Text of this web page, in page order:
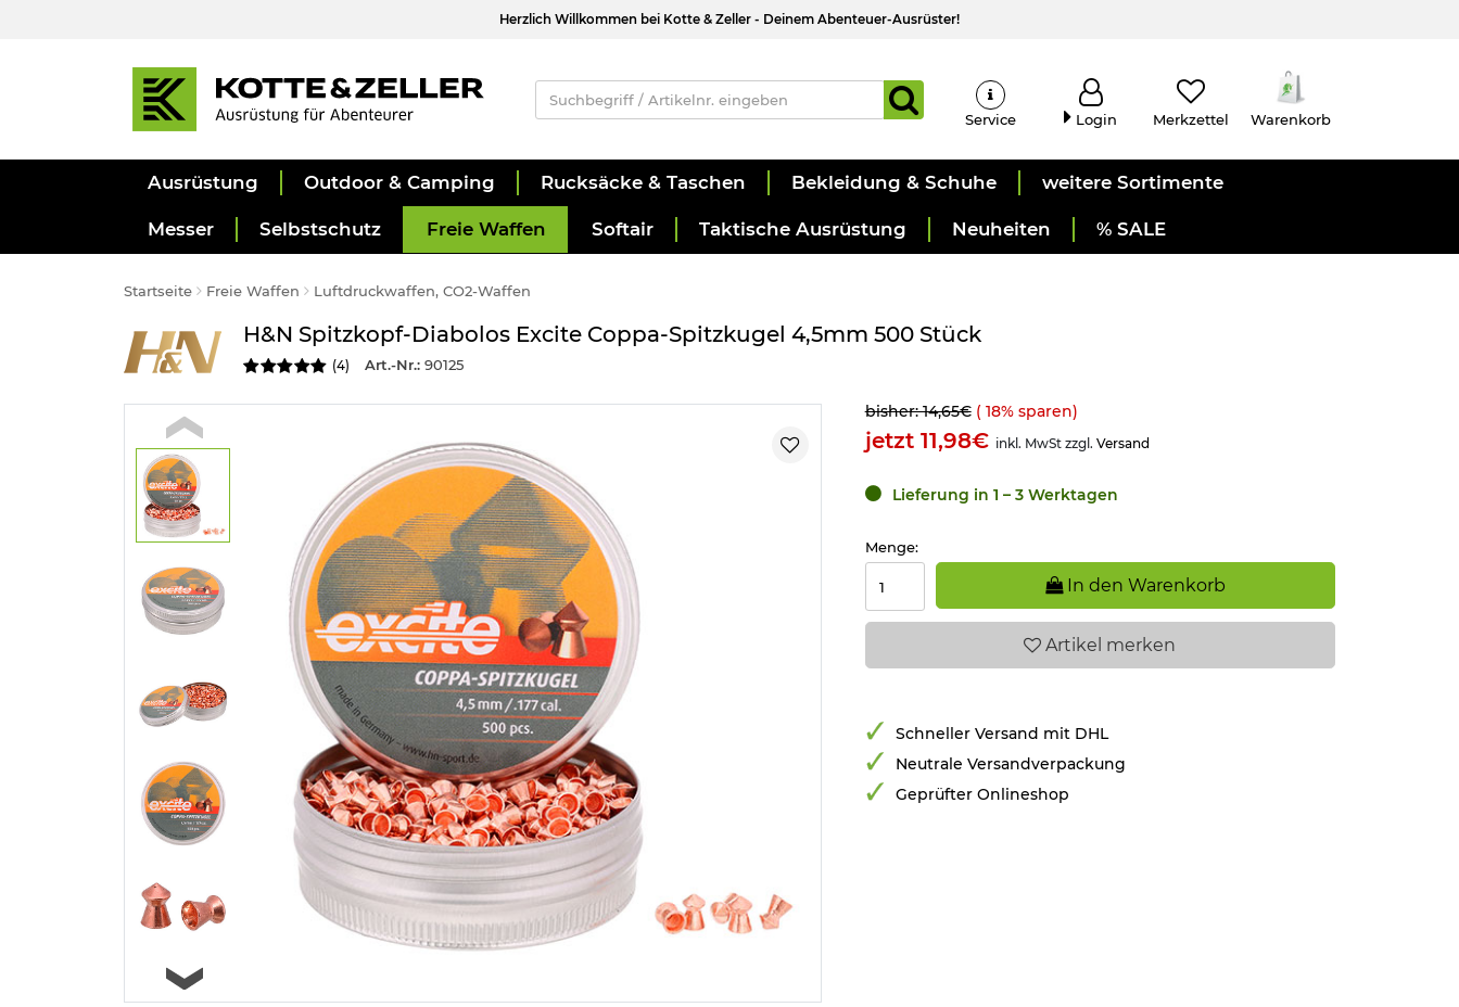
Herzlich Willkommen bei Kotte & Zeller - Deinem Abenteuer-Ausrüster!
Service Login Merkzettel Warenkorb
Ausrüstung Outdoor & Camping Rucksäcke & Taschen Bekleidung & Schuhe weitere Sortimente
Messer Selbstschutz Freie Waffen Softair Taktische Ausrüstung Neuheiten % SALE
Startseite Freie Waffen Luftdruckwaffen, CO2-Waffen
H&N Spitzkopf-Diabolos Excite Coppa-Spitzkugel 4,5mm 500 Stück
(4) Art.-Nr.:90125
bisher: 14,65€ ( 18% sparen)
jetzt 11,98€ inkl. MwSt zzgl. Versand
Lieferung in 1 – 3 Werktagen
Menge:
In den Warenkorb
Artikel merken
Schneller Versand mit DHL
Neutrale Versandverpackung
Geprüfter Onlineshop